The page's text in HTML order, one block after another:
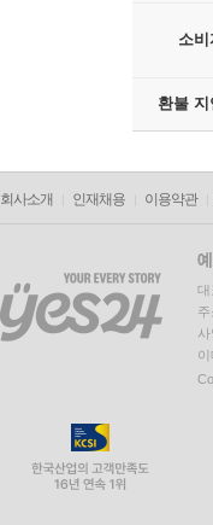
소
환불
회사소개 인재채용 이용약관
대